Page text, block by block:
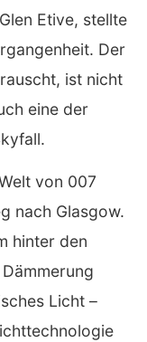
Etive, stellte
Der
ist nicht
eine der
von 007
nach Glasgow.
hinter den
Licht –